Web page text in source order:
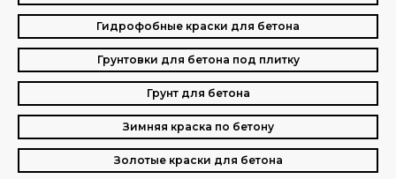
Гидрофобные краски для бетона
Грунтовки для бетона под плитку
Грунт для бетона
Зимняя краска по бетону
Золотые краски для бетона